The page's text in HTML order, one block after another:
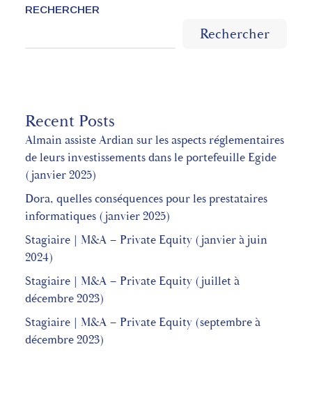
RECHERCHER
Rechercher
Recent Posts
Almain assiste Ardian sur les aspects réglementaires
de leurs investissements dans le portefeuille Egide
(janvier 2025)
Dora, quelles conséquences pour les prestataires
informatiques (janvier 2025)
Stagiaire | M&A – Private Equity (janvier à juin
2024)
Stagiaire | M&A – Private Equity (juillet à
décembre 2023)
Stagiaire | M&A – Private Equity (septembre à
décembre 2023)